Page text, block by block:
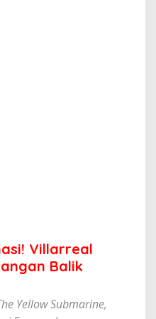
Villarreal
Balik
Yellow Submarine,